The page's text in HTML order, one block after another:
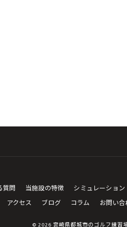
質問 当施設の特徴 シミュレーション
アクセス
ブログ コラム お問い合
© 2026 宮崎県都城市のゴルフ練習